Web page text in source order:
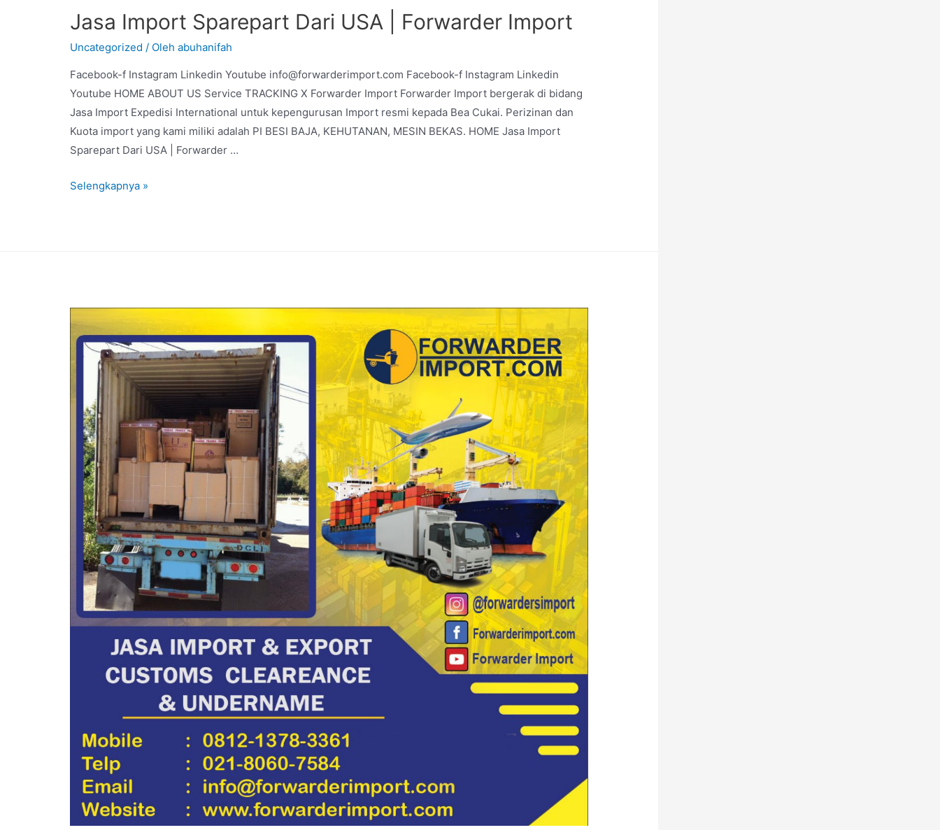
Jasa Import Sparepart Dari USA | Forwarder Import
Uncategorized / Olehabuhanifah
Facebook-f Instagram Linkedin Youtube info@forwarderimport.com Facebook-f Instagram Linkedin
Youtube HOME ABOUT US Service TRACKING X Forwarder Import Forwarder Import bergerak di bidang
Jasa Import Expedisi International untuk kepengurusan Import resmi kepada Bea Cukai. Perizinan dan
Kuota import yang kami miliki adalah PI BESI BAJA, KEHUTANAN, MESIN BEKAS. HOME Jasa Import
Sparepart Dari USA | Forwarder …
Selengkapnya »